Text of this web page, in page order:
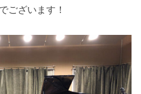
ございます！